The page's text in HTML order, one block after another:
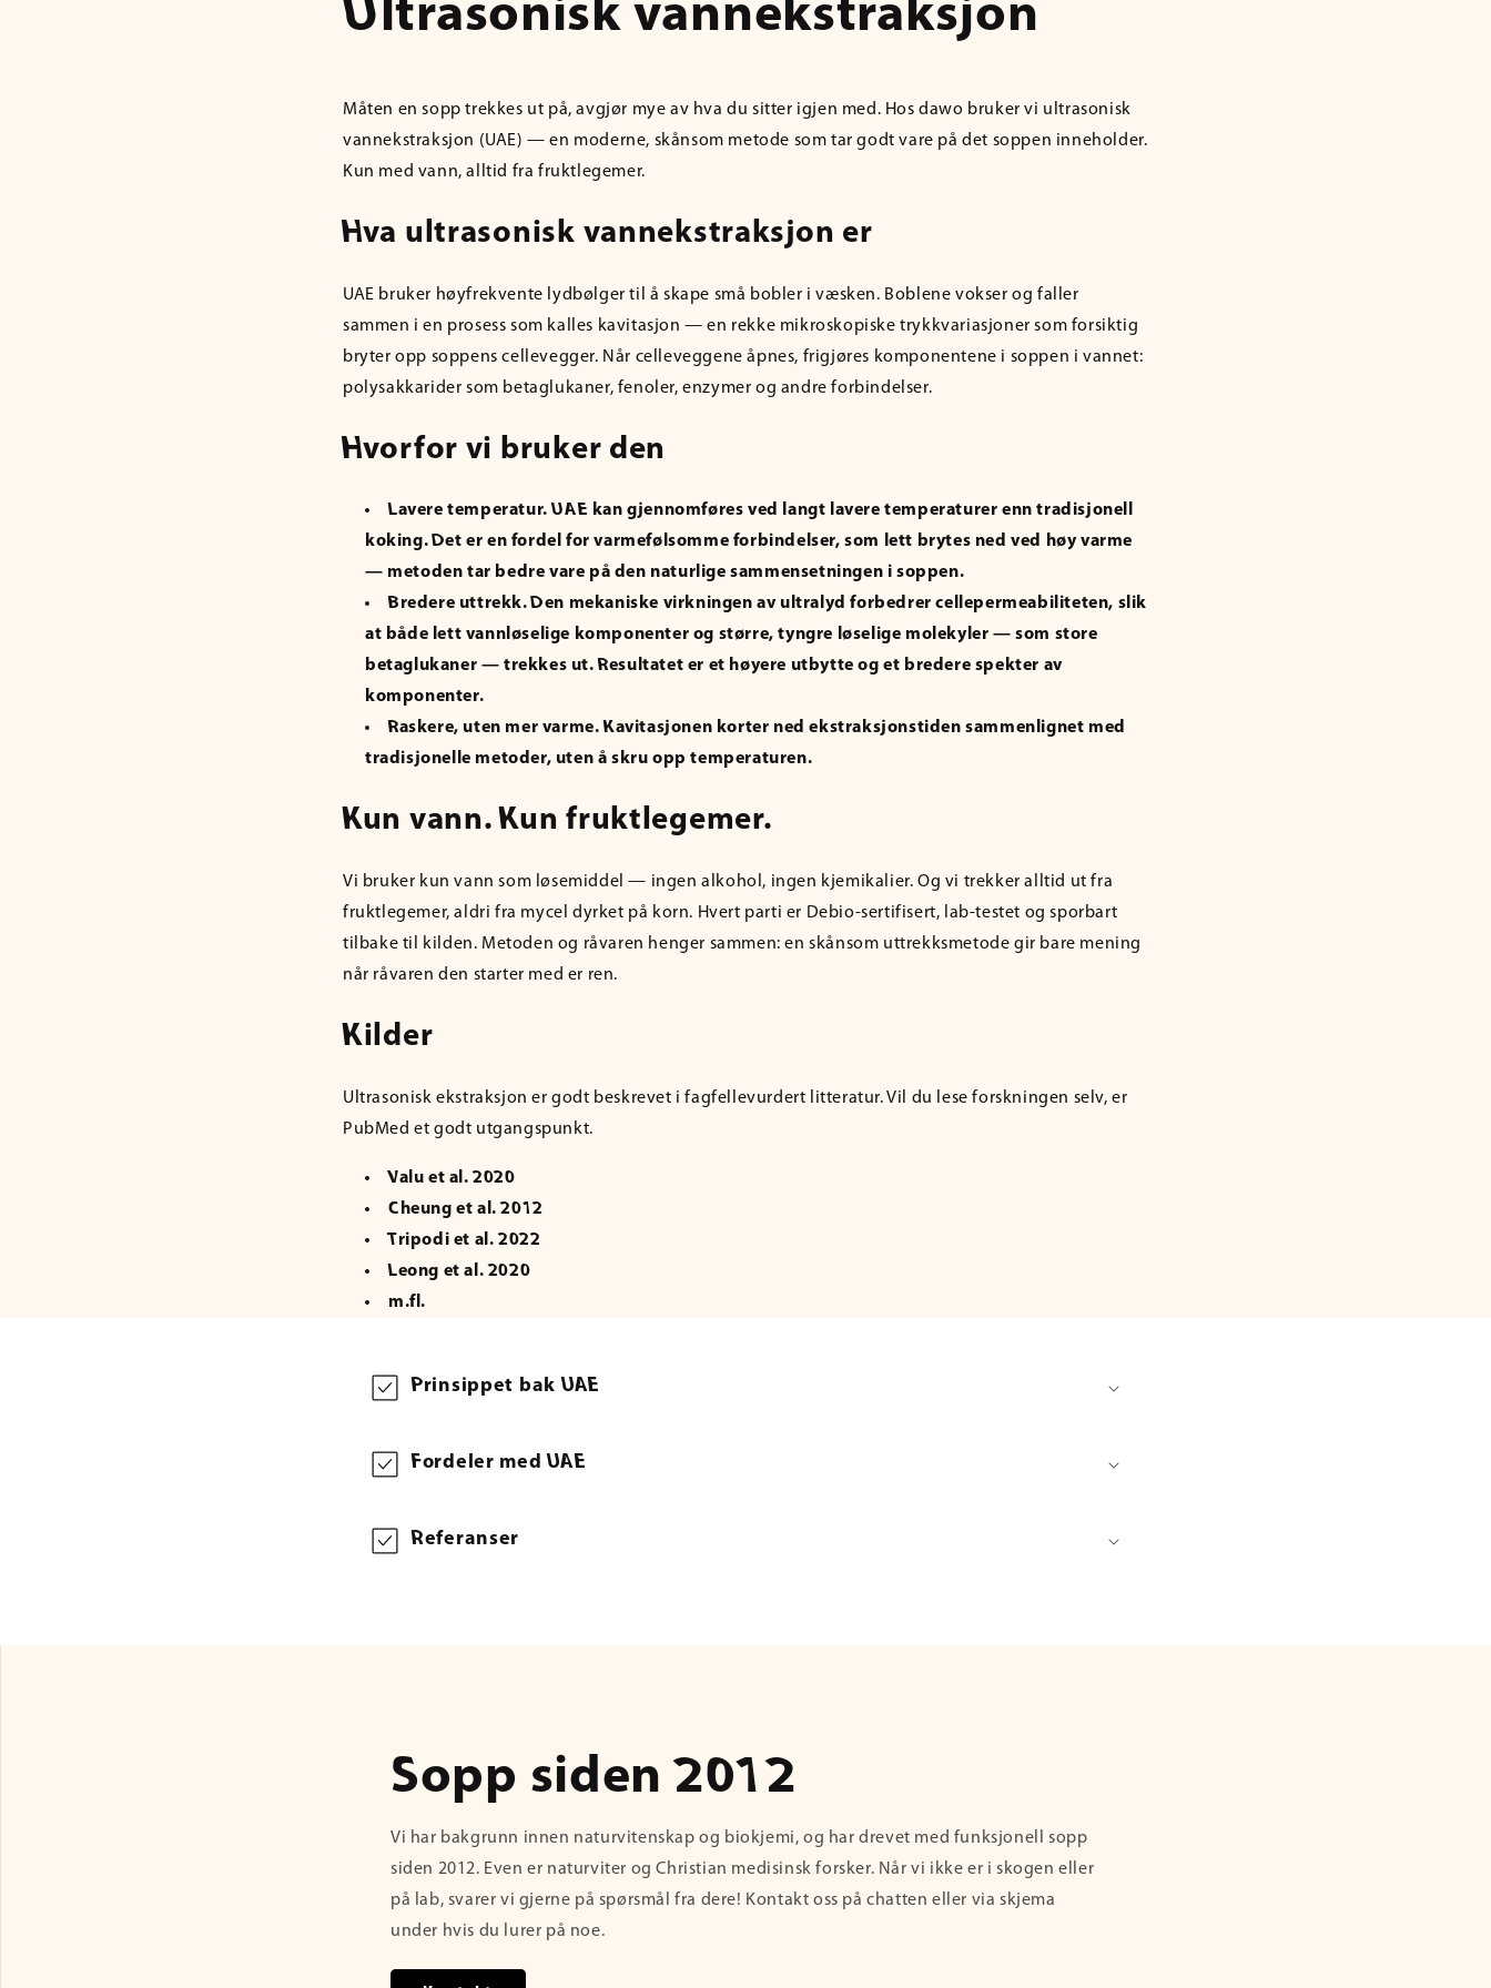
Ultrasonisk vannekstraksjon
Måten en sopp trekkes ut på, avgjør mye av hva du sitter igjen med. Hos dawo bruker vi ultrasonisk
vannekstraksjon (UAE) — en moderne, skånsom metode som tar godt vare på det soppen inneholder.
Kun med vann, alltid fra fruktlegemer.
Hva ultrasonisk vannekstraksjon er
UAE bruker høyfrekvente lydbølger til å skape små bobler i væsken. Boblene vokser og faller
sammen i en prosess som kalles kavitasjon — en rekke mikroskopiske trykkvariasjoner som forsiktig
bryter opp soppens cellevegger. Når celleveggene åpnes, frigjøres komponentene i soppen i vannet:
polysakkarider som betaglukaner, fenoler, enzymer og andre forbindelser.
Hvorfor vi bruker den
Lavere temperatur. UAE kan gjennomføres ved langt lavere temperaturer enn tradisjonell
koking. Det er en fordel for varmefølsomme forbindelser, som lett brytes ned ved høy varme
— metoden tar bedre vare på den naturlige sammensetningen i soppen.
Bredere uttrekk.Den mekaniske virkningen av ultralyd forbedrer cellepermeabiliteten, slik
at både lett vannløselige komponenter og større, tyngre løselige molekyler — som store
betaglukaner — trekkes ut. Resultatet er et høyere utbytte og et bredere spekter av
komponenter.
Raskere, uten mer varme. Kavitasjonen korter ned ekstraksjonstiden sammenlignet med
tradisjonelle metoder, uten å skru opp temperaturen.
Kun vann. Kun fruktlegemer.
Vi bruker kun vann som løsemiddel — ingen alkohol, ingen kjemikalier. Og vi trekker alltid ut fra
fruktlegemer, aldri fra mycel dyrket på korn. Hvert parti er Debio-sertifisert, lab-testet og sporbart
tilbake til kilden. Metoden og råvaren henger sammen: en skånsom uttrekksmetode gir bare mening
når råvaren den starter med er ren.
Kilder
Ultrasonisk ekstraksjon er godt beskrevet i fagfellevurdert litteratur. Vil du lese forskningen selv, er
PubMed et godt utgangspunkt.
Valu et al. 2020
Cheung et al. 2012
Tripodi et al. 2022
Leong et al. 2020
m.fl.
S
m
Prinsippet bak UAE
Fordeler med UAE
Referanser
Sopp siden 2012
Vi har bakgrunn innen naturvitenskap og biokjemi, og har drevet med funksjonell sopp
siden 2012. Even er naturviter og Christian medisinsk forsker. Når vi ikke er i skogen eller
på lab, svarer vi gjerne på spørsmål fra dere! Kontakt oss på chatten eller via skjema
under hvis du lurer på noe.